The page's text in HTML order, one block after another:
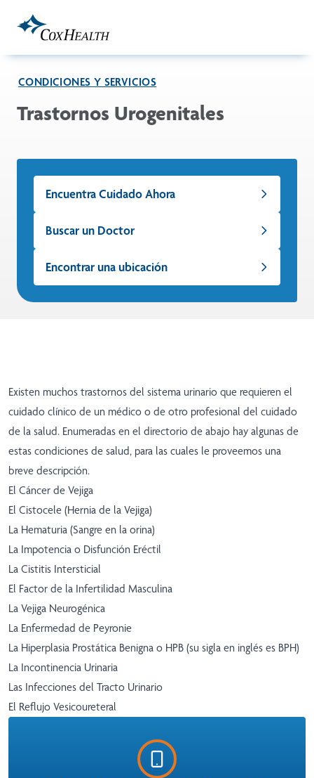
CONDICIONES Y SERVICIOS
Trastornos Urogenitales
Encuentra Cuidado Ahora
Buscar un Doctor
Encontrar una ubicación
Existen muchos trastornos del sistema urinario que requieren el
cuidado clínico de un médico o de otro profesional del cuidado
de la salud. Enumeradas en el directorio de abajo hay algunas de
estas condiciones de salud, para las cuales le proveemos una
breve descripción.
El Cáncer de Vejiga
El Cistocele (Hernia de la Vejiga)
La Hematuria (Sangre en la orina)
La Impotencia o Disfunción Eréctil
La Cistitis Intersticial
El Factor de la Infertilidad Masculina
La Vejiga Neurogénica
La Enfermedad de Peyronie
La Hiperplasia Prostática Benigna o HPB (su sigla en inglés es BPH)
La Incontinencia Urinaria
Las Infecciones del Tracto Urinario
El Reflujo Vesicoureteral